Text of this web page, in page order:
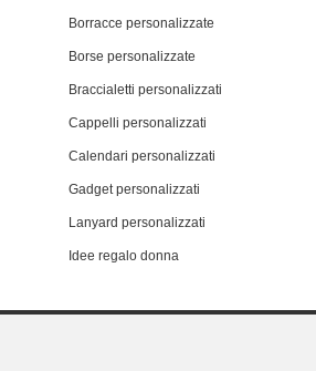
Borracce personalizzate
Borse personalizzate
Braccialetti personalizzati
Cappelli personalizzati
Calendari personalizzati
Gadget personalizzati
Lanyard personalizzati
Idee regalo donna